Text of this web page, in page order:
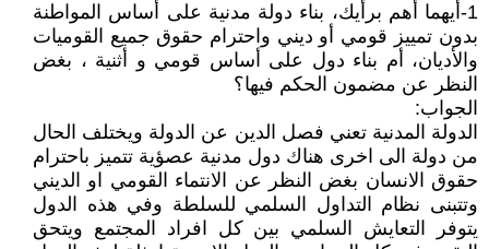
1-أيهما أهم برأيك، بناء دولة مدنية على أساس المواطنة
بدون تمييز قومي أو ديني واحترام حقوق جميع القوميات
والأديان، أم بناء دول على أساس قومي و أثنية ، بغض
النظر عن مضمون الحكم فيها؟
الجواب:
الدولة المدنية تعني فصل الدين عن الدولة ويختلف الحال
من دولة الى اخرى هناك دول مدنية عصؤية تتميز باحترام
حقوق الانسان بغض النظر عن الانتماء القومي او الديني
وتتبنى نظام التداول السلمي للسلطة وفي هذه الدول
يتوفر التعايش السلمي بين كل افراد المجتمع ويتحق